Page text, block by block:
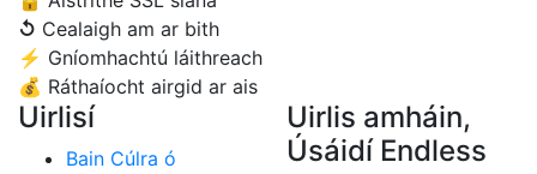
↺ Cealaigh am ar bith
⚡ Gníomhachtú láithreach
💰 Ráthaíocht airgid ar ais
Uirlisí
Bain Cúlra ó
Uirlis amháin,
Úsáidí Endless